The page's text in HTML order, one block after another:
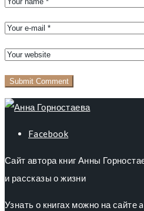
Facebook
Сайт автора книг Анны
и рассказы о жизни
Узнать о книгах можно на сайте